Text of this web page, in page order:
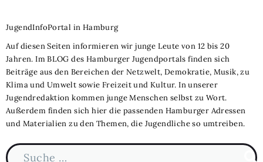
JugendInfoPortal in Hamburg
Auf diesen Seiten informieren wir junge Leute von 12 bis 20
Jahren. Im BLOG des Hamburger Jugendportals finden sich
Beiträge aus den Bereichen der Netzwelt, Demokratie, Musik, zu
Klima und Umwelt sowie Freizeit und Kultur. In unserer
Jugendredaktion kommen junge Menschen selbst zu Wort.
Außerdem finden sich hier die passenden Hamburger Adressen
und Materialien zu den Themen, die Jugendliche so umtreiben.
Suche nach: